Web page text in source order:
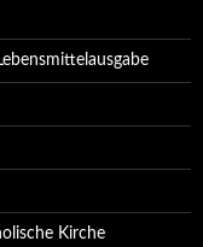
Kirche